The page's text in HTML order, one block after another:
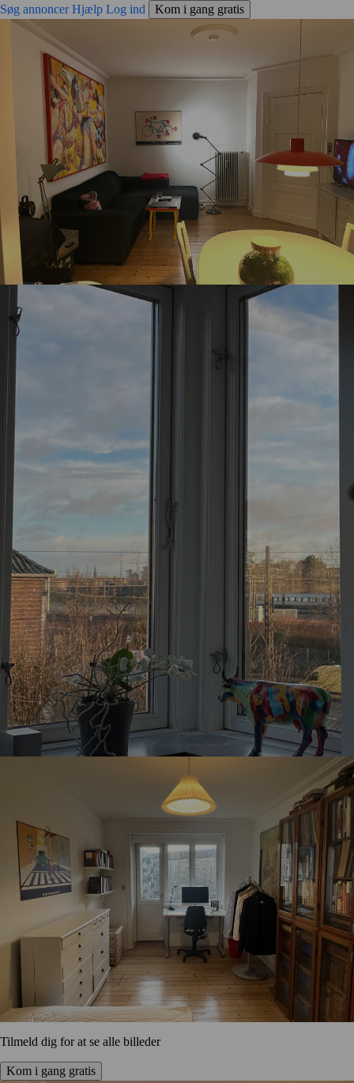
Søg annoncerHjælp Log ind Kom i gang gratis
Tilmeld dig for at se alle billeder
Kom i gang gratis